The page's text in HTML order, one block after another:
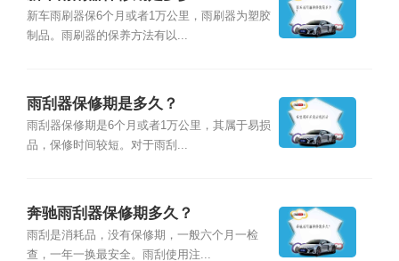
新车雨刷器保6个月或者1万公里，雨刷器为塑胶
制品。雨刷器的保养方法有以...
雨刮器保修期是多久？
雨刮器保修期是6个月或者1万公里，其属于易损
品，保修时间较短。对于雨刮...
奔驰雨刮器保修期多久？
雨刮是消耗品，没有保修期，一般六个月一检
查，一年一换最安全。雨刮使用注...